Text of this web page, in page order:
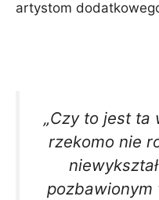
artystom
„Czy to jest ta
rzekomo nie
pozbawionym